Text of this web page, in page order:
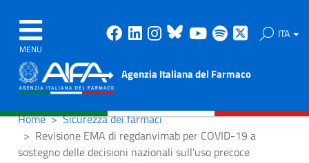
MENU
Facebook
Linkedin
Instagram
Bluesky
Youtube
Spotify ITA
Agenzia Italiana del Farmaco
Home
Sicurezza dei farmaci
Revisione EMA di regdanvimab per COVID-19 a
sostegno delle decisioni nazionali sull'uso precoce